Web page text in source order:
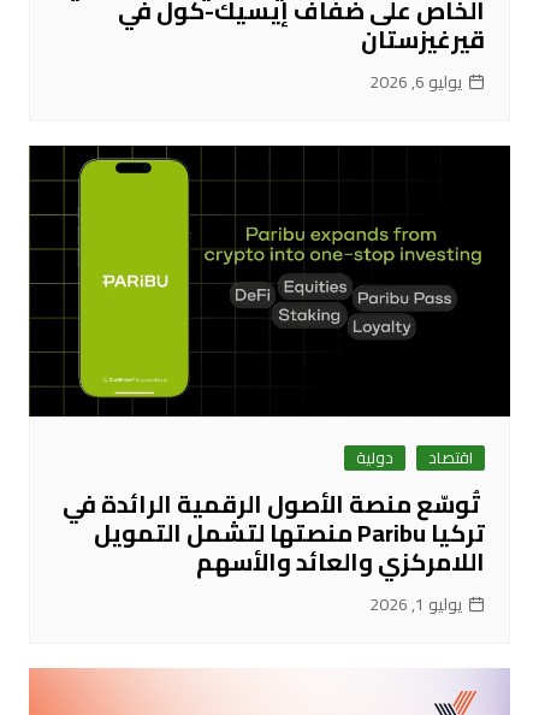
الخاص على ضفاف إيسيك-كول في
قيرغيزستان
يوليو 6, 2026
اقتصاد دولية
تُوسّع منصة الأصول الرقمية الرائدة في
تركيا Paribu منصتها لتشمل التمويل
اللامركزي والعائد والأسهم
يوليو 1, 2026